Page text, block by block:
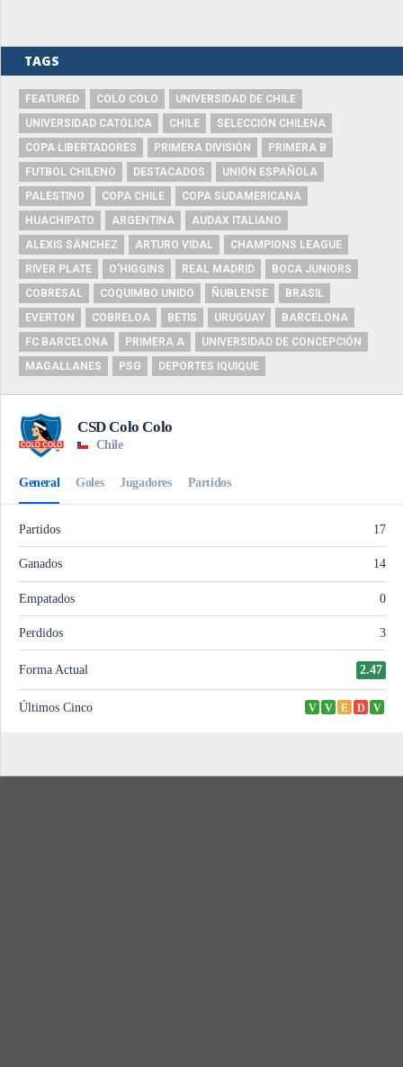
TAGS
FEATURED COLO COLO
UNIVERSIDAD DE CHILE
UNIVERSIDAD CATÓLICA
CHILE
SELECCIÓN CHILENA
COPA LIBERTADORES
PRIMERA DIVISIÓN
PRIMERA B
FUTBOL CHILENO
DESTACADOS
UNIÓN ESPAÑOLA
PALESTINO
COPA CHILE
COPA SUDAMERICANA
HUACHIPATO
ARGENTINA
AUDAX ITALIANO
ALEXIS SÁNCHEZ
ARTURO VIDAL
CHAMPIONS LEAGUE
RIVER PLATE
O'HIGGINS REAL MADRID
BOCA JUNIORS
COBRESAL
COQUIMBO UNIDO ÑUBLENSE
BRASIL
EVERTON
COBRELOA BETIS URUGUAY
BARCELONA
FC BARCELONA
PRIMERA A
UNIVERSIDAD DE CONCEPCIÓN
MAGALLANES
PSG DEPORTES IQUIQUE